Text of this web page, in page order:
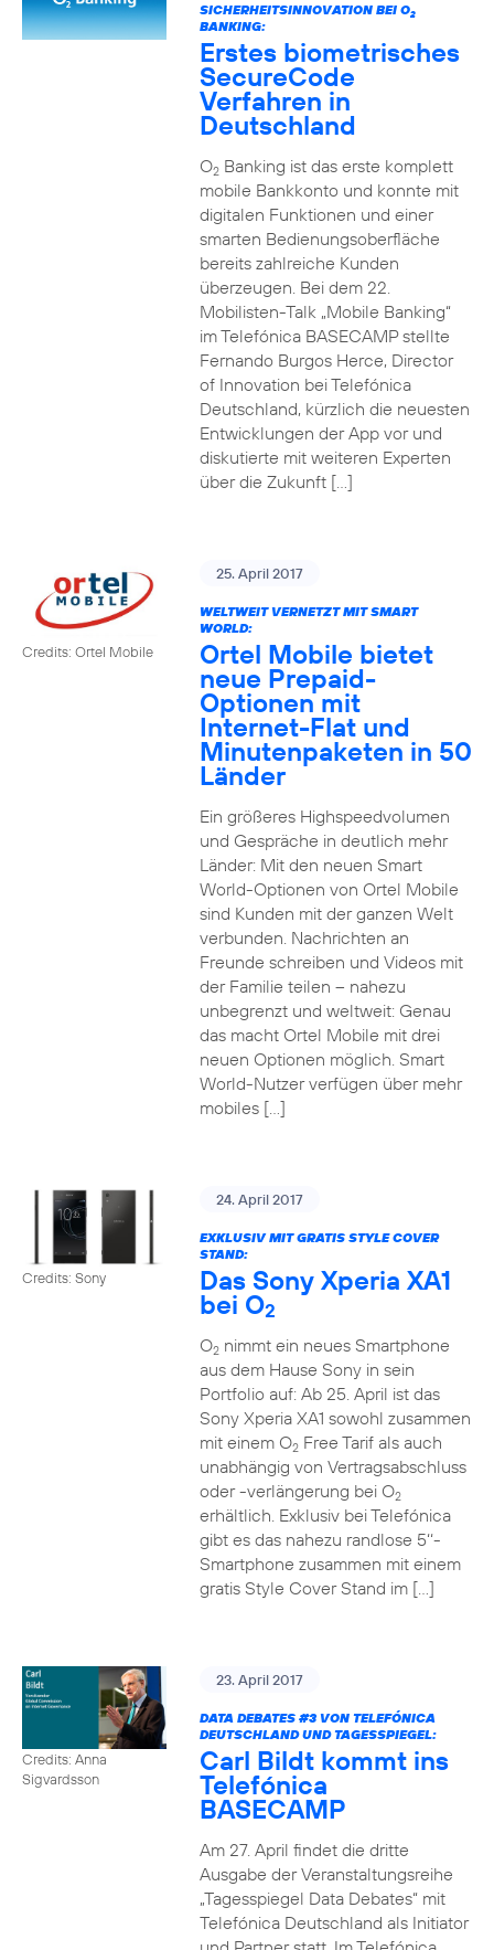
SICHERHEITSINNOVATION BEI O2
BANKING:
Erstes biometrisches
SecureCode
Verfahren in
Deutschland
O2Banking ist das erste komplett
mobile Bankkonto und konnte mit
digitalen Funktionen und einer
smarten Bedienungsoberfläche
bereits zahlreiche Kunden
überzeugen. Bei dem 22.
Mobilisten-Talk „Mobile Banking“
im Telefónica BASECAMP stellte
Fernando Burgos Herce, Director
of Innovation bei Telefónica
Deutschland, kürzlich die neuesten
Entwicklungen der App vor und
diskutierte mit weiteren Experten
über die Zukunft […]
Credits: Ortel Mobile
25. April 2017
WELTWEIT VERNETZT MIT SMART
WORLD:
Ortel Mobile bietet
neue Prepaid-
Optionen mit
Internet-Flat und
Minutenpaketen in 50
Länder
Ein größeres Highspeedvolumen
und Gespräche in deutlich mehr
Länder: Mit den neuen Smart
World-Optionen von Ortel Mobile
sind Kunden mit der ganzen Welt
verbunden. Nachrichten an
Freunde schreiben und Videos mit
der Familie teilen – nahezu
unbegrenzt und weltweit: Genau
das macht Ortel Mobile mit drei
neuen Optionen möglich. Smart
World-Nutzer verfügen über mehr
mobiles […]
Credits: Sony
24. April 2017
EXKLUSIV MIT GRATIS STYLE COVER
STAND:
Das Sony Xperia XA1
bei O2
O2nimmt ein neues Smartphone
aus dem Hause Sony in sein
Portfolio auf: Ab 25. April ist das
Sony Xperia XA1 sowohl zusammen
mit einem O2Free Tarif als auch
unabhängig von Vertragsabschluss
oder -verlängerung bei O2
erhältlich. Exklusiv bei Telefónica
gibt es das nahezu randlose 5‘‘-
Smartphone zusammen mit einem
gratis Style Cover Stand im […]
Credits: Anna
Sigvardsson
23. April 2017
DATA DEBATES #3VON TELEFÓNICA
DEUTSCHLAND UND TAGESSPIEGEL:
Carl Bildt kommt ins
Telefónica
BASECAMP
Am 27. April findet die dritte
Ausgabe der Veranstaltungsreihe
„Tagesspiegel Data Debates“ mit
Telefónica Deutschland als Initiator